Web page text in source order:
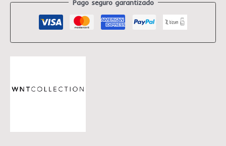
Pago seguro garantizado